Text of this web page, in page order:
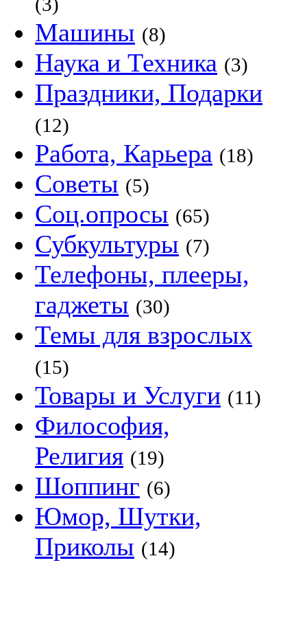
Машины (8)
Наука и Техника (3)
Праздники, Подарки
(12)
Работа, Карьера (18)
Советы (5)
Соц.опросы (65)
Субкультуры (7)
Телефоны, плееры,
гаджеты (30)
Темы для взрослых
(15)
Товары и Услуги (11)
Философия,
Религия (19)
Шоппинг (6)
Юмор, Шутки,
Приколы (14)